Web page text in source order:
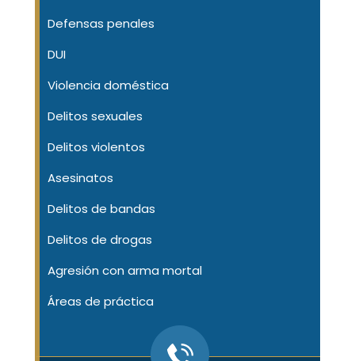
Defensas penales
DUI
Violencia doméstica
Delitos sexuales
Delitos violentos
Asesinatos
Delitos de bandas
Delitos de drogas
Agresión con arma mortal
Áreas de práctica